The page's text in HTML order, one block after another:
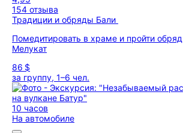
154 отзыва
Традиции и обряды Бали
Помедитировать в храме и пройти
Мелукат
86 $
за группу, 1–6 чел.
10 часов
На автомобиле